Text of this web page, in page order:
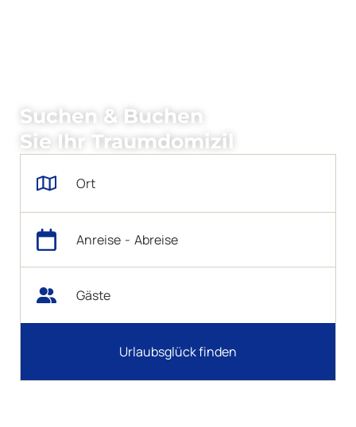
Suchen & Buchen
Sie Ihr Traumdomizil
Ort
Anreise - Abreise
Gäste